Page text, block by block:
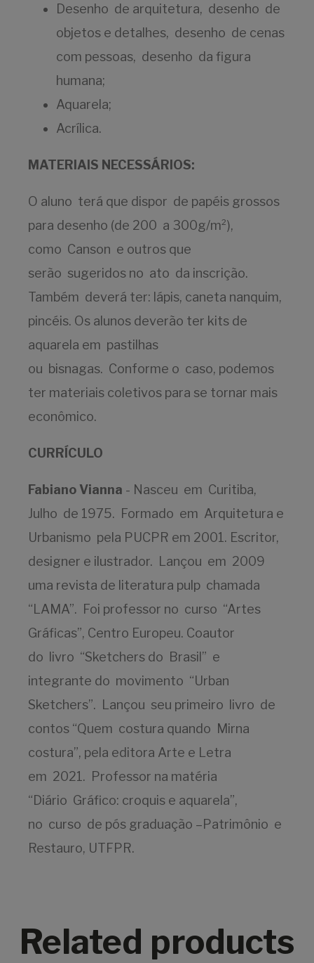
Desenho de arquitetura, desenho de
objetos e detalhes, desenho de cenas
com pessoas, desenho da figura
humana;
Aquarela;
Acrílica.
MATERIAIS NECESSÁRIOS:
O aluno terá que dispor de papéis grossos
para desenho (de 200 a 300g/m²),
como Canson e outros que
serão sugeridos no ato da inscrição.
Também deverá ter: lápis, caneta nanquim,
pincéis. Os alunos deverão ter kits de
aquarela em pastilhas
ou bisnagas. Conforme o caso, podemos
ter materiais coletivos para se tornar mais
econômico.
CURRÍCULO
Fabiano Vianna - Nasceu em Curitiba,
Julho de 1975. Formado em Arquitetura e
Urbanismo pela PUCPR em 2001. Escritor,
designer e ilustrador. Lançou em 2009
uma revista de literatura pulp chamada
“LAMA”. Foi professor no curso “Artes
Gráficas”, Centro Europeu. Coautor
do livro “Sketchers do Brasil” e
integrante do movimento “Urban
Sketchers”. Lançou seu primeiro livro de
contos “Quem costura quando Mirna
costura”, pela editora Arte e Letra
em 2021. Professor na matéria
“Diário Gráfico: croquis e aquarela”,
no curso de pós graduação –Patrimônio e
Restauro, UTFPR.
Related products